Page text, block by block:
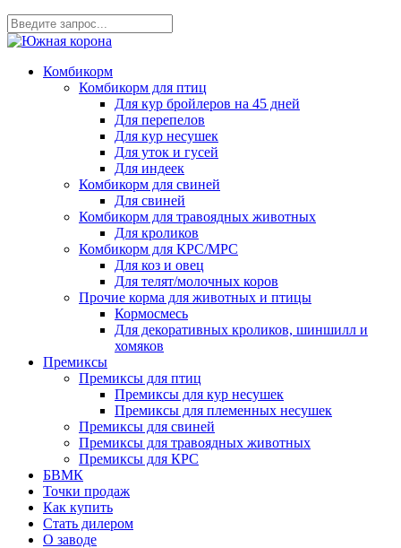
Комбикорм
Комбикорм для птиц
Для кур бройлеров на 45 дней
Для перепелов
Для кур несушек
Для уток и гусей
Для индеек
Комбикорм для свиней
Для свиней
Комбикорм для травоядных животных
Для кроликов
Комбикорм для КРС/МРС
Для коз и овец
Для телят/молочных коров
Прочие корма для животных и птицы
Кормосмесь
Для декоративных кроликов, шиншилл и
хомяков
Премиксы
Премиксы для птиц
Премиксы для кур несушек
Премиксы для племенных несушек
Премиксы для свиней
Премиксы для травоядных животных
Премиксы для КРС
БВМК
Точки продаж
Как купить
Стать дилером
О заводе